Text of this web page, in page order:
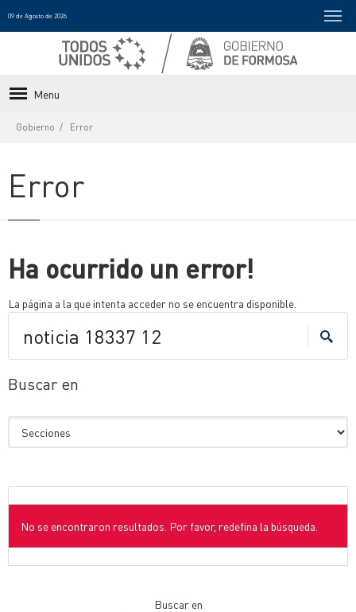
09 de Agosto de 2026
Menu
Gobierno Error
Error
Ha ocurrido un error!
La página a la que intenta acceder no se encuentra disponible.
Buscar en
No se encontraron resultados. Por favor, redefina la búsqueda.
Buscar en